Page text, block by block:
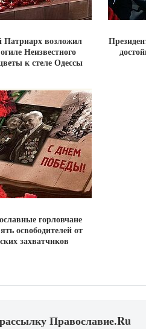
возложил
Неизвестного
к стеле Одессы
горловчане
освободителей от
захватчиков
Православие.Ru